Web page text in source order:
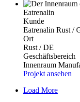
Eatrenalin
Kunde
Eatrenalin Rust /
Ort
Rust / DE
Geschäftsbereich
Innenraum
Projekt ansehen
Load More